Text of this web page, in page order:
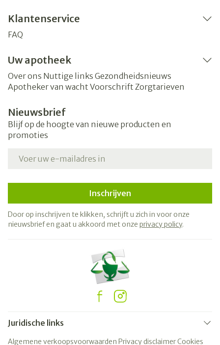
Klantenservice
FAQ
Uw apotheek
Over ons Nuttige links Gezondheidsnieuws
Apotheker van wacht Voorschrift Zorgtarieven
Nieuwsbrief
Blijf op de hoogte van nieuwe producten en
promoties
Inschrijven
Door op inschrijven te klikken, schrijft u zich in voor onze
nieuwsbrief en gaat u akkoord met onze privacy policy.
Juridische links
Algemene verkoopsvoorwaarden Privacy disclaimerCookies